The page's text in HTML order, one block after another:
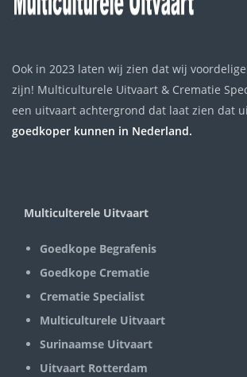
Ook in 2023 laten wij zien dat wij
zijn! Multiculturele Uitvaart & Crematie
een uitvaart achtergrond dat laat zien dat
goedkoper kunnen in Nederland.
Multiculterele Uitvaart
Goedkope Begrafenis
Goedkope Crematie
Crematie Specialist
Multiculturele Uitvaart
Surinaamse Uitvaart
Uitvaart Rotterdam